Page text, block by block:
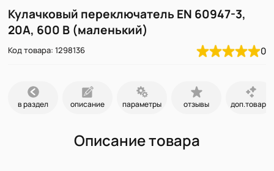
Кулачковый переключатель EN 60947-3,
20А, 600 В (маленький)
Код товара: 1298136 0
в раздел описание параметры отзывы доп.товары
Описание товара